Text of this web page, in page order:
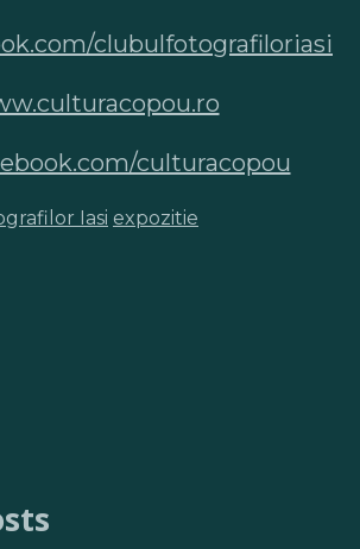
clubulfotografiloriasi
culturacopou
Iasi expozitie